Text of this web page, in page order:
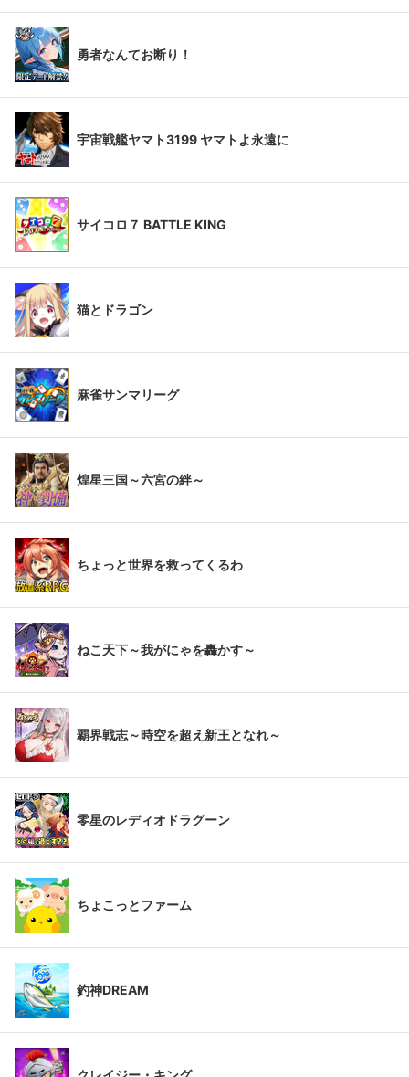
勇者なんてお断り！
宇宙戦艦ヤマト3199 ヤマトよ永遠に
サイコロ７ BATTLE KING
猫とドラゴン
麻雀サンマリーグ
煌星三国～六宮の絆～
ちょっと世界を救ってくるわ
ねこ天下～我がにゃを轟かす～
覇界戦志～時空を超え新王となれ～
零星のレディオドラグーン
ちょこっとファーム
釣神DREAM